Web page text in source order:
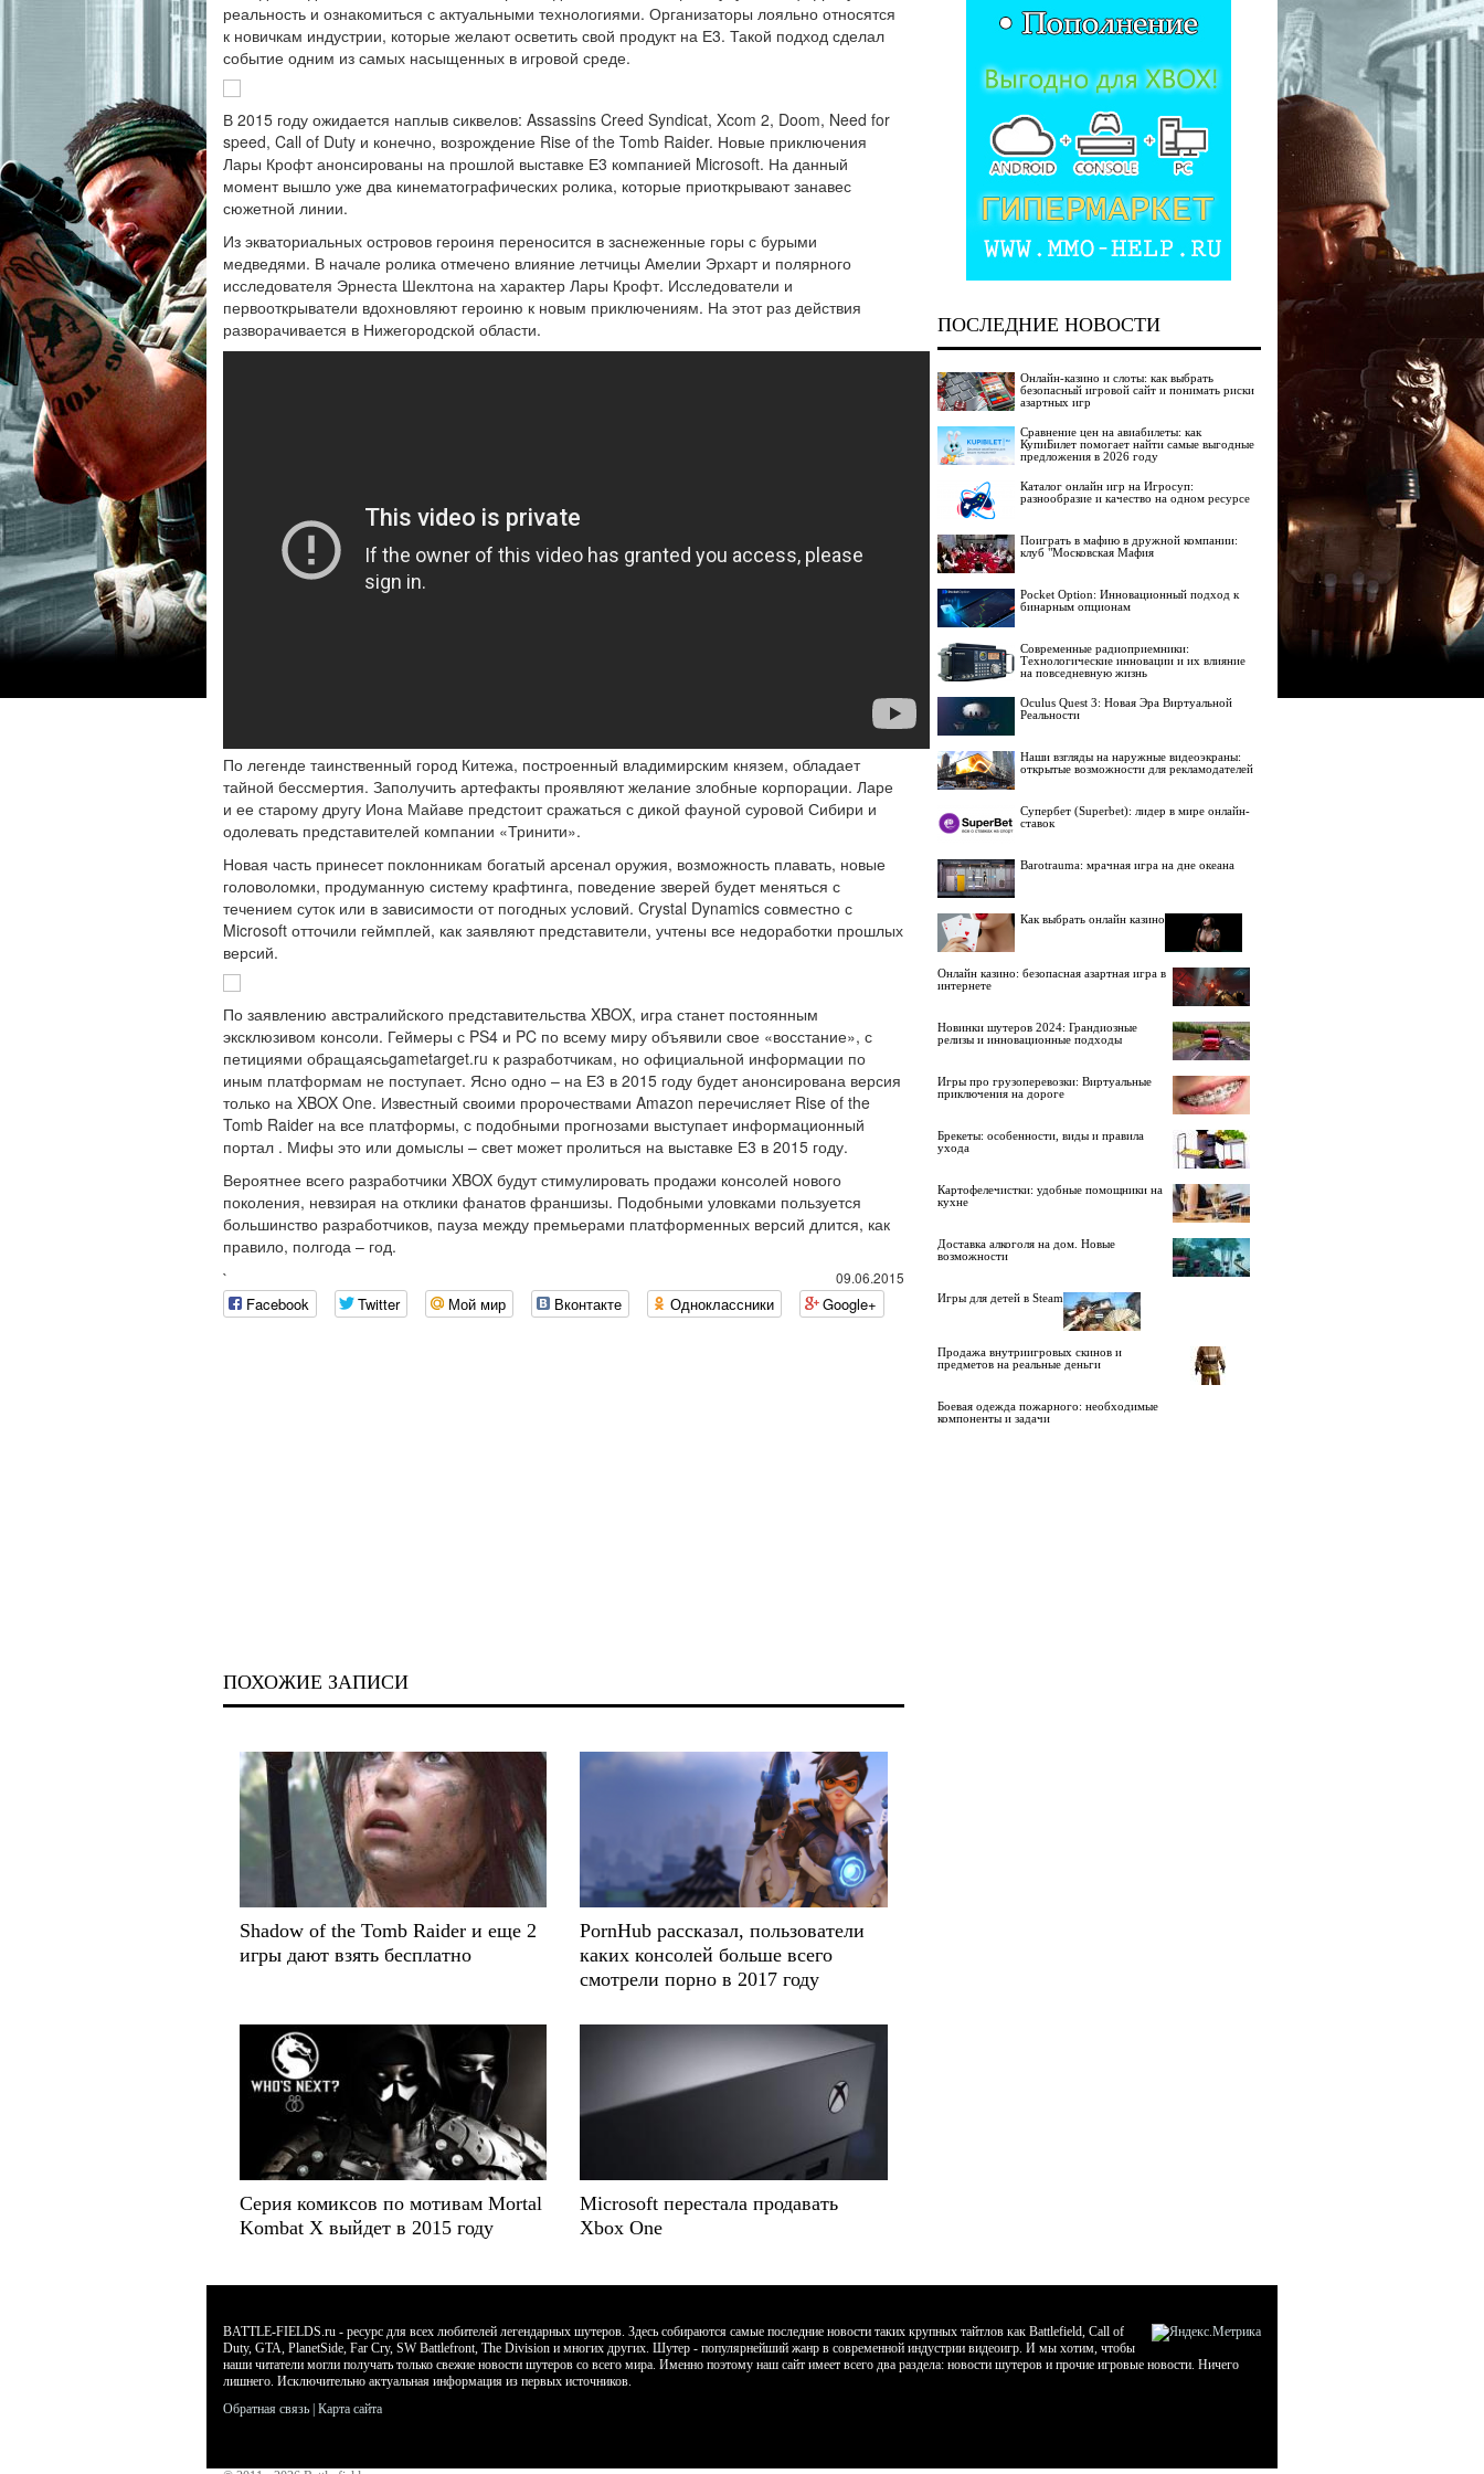
реальность и ознакомиться с актуальными технологиями. Организаторы лояльно относятся
к новичкам индустрии, которые желают осветить свой продукт на Е3. Такой подход сделал
событие одним из самых насыщенных в игровой среде.
В 2015 году ожидается наплыв сиквелов: Assassins Creed Syndicat, Xcom 2, Doom, Need for
speed, Call of Duty и конечно, возрождение Rise of the Tomb Raider. Новые приключения
Лары Крофт анонсированы на прошлой выставке Е3 компанией Microsoft. На данный
момент вышло уже два кинематографических ролика, которые приоткрывают занавес
сюжетной линии.
Из экваториальных островов героиня переносится в заснеженные горы с бурыми
медведями. В начале ролика отмечено влияние летчицы Амелии Эрхарт и полярного
исследователя Эрнеста Шеклтона на характер Лары Крофт. Исследователи и
первооткрыватели вдохновляют героиню к новым приключениям. На этот раз действия
разворачивается в Нижегородской области.
По легенде таинственный город Китежа, построенный владимирским князем, обладает
тайной бессмертия. Заполучить артефакты проявляют желание злобные корпорации. Ларе
и ее старому другу Иона Майаве предстоит сражаться с дикой фауной суровой Сибири и
одолевать представителей компании «Тринити».
Новая часть принесет поклонникам богатый арсенал оружия, возможность плавать, новые
головоломки, продуманную систему крафтинга, поведение зверей будет меняться с
течением суток или в зависимости от погодных условий. Crystal Dynamics совместно с
Microsoft отточили геймплей, как заявляют представители, учтены все недоработки прошлых
версий.
По заявлению австралийского представительства XBOX, игра станет постоянным
эксклюзивом консоли. Геймеры с PS4 и PC по всему миру объявили свое «восстание», с
петициями обращаясьgametarget.ru к разработчикам, но официальной информации по
иным платформам не поступает. Ясно одно – на Е3 в 2015 году будет анонсирована версия
только на XBOX One. Известный своими пророчествами Amazon перечисляет Rise of the
Tomb Raider на все платформы, с подобными прогнозами выступает информационный
портал . Мифы это или домыслы – свет может пролиться на выставке Е3 в 2015 году.
Вероятнее всего разработчики XBOX будут стимулировать продажи консолей нового
поколения, невзирая на отклики фанатов франшизы. Подобными уловками пользуется
большинство разработчиков, пауза между премьерами платформенных версий длится, как
правило, полгода – год.
09.06.2015
`
Facebook Twitter Мой мир Вконтакте Одноклассники Google+
ПОХОЖИЕ ЗАПИСИ
Shadow of the Tomb Raider и еще 2
игры дают взять бесплатно
PornHub рассказал, пользователи
каких консолей больше всего
смотрели порно в 2017 году
Серия комиксов по мотивам Mortal
Kombat X выйдет в 2015 году
Microsoft перестала продавать
Xbox One
ПОСЛЕДНИЕ НОВОСТИ
Онлайн-казино и слоты: как выбрать
безопасный игровой сайт и понимать риски
азартных игр
Сравнение цен на авиабилеты: как
КупиБилет помогает найти самые выгодные
предложения в 2026 году
Каталог онлайн игр на Игросуп:
разнообразие и качество на одном ресурсе
Поиграть в мафию в дружной компании:
клуб "Московская Мафия
Pocket Option: Инновационный подход к
бинарным опционам
Современные радиоприемники:
Технологические инновации и их влияние
на повседневную жизнь
Oculus Quest 3: Новая Эра Виртуальной
Реальности
Наши взгляды на наружные видеоэкраны:
открытые возможности для рекламодателей
Супербет (Superbet): лидер в мире онлайн-
ставок
Barotrauma: мрачная игра на дне океана
Как выбрать онлайн казино
Онлайн казино: безопасная азартная игра в
интернете
Новинки шутеров 2024: Грандиозные
релизы и инновационные подходы
Игры про грузоперевозки: Виртуальные
приключения на дороге
Брекеты: особенности, виды и правила
ухода
Картофелечистки: удобные помощники на
кухне
Доставка алкоголя на дом. Новые
возможности
Игры для детей в Steam
Продажа внутриигровых скинов и
предметов на реальные деньги
Боевая одежда пожарного: необходимые
компоненты и задачи
BATTLE-FIELDS.ru - ресурс для всех любителей легендарных шутеров. Здесь собираются самые последние новости таких крупных тайтлов как Battlefield, Call of
Duty, GTA, PlanetSide, Far Cry, SW Battlefront, The Division и многих других. Шутер - популярнейший жанр в современной индустрии видеоигр. И мы хотим, чтобы
наши читатели могли получать только свежие новости шутеров со всего мира. Именно поэтому наш сайт имеет всего два раздела: новости шутеров и прочие игровые новости. Ничего
лишнего. Исключительно актуальная информация из первых источников.
Обратная связь | Карта сайта